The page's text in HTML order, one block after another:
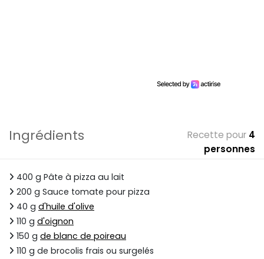
Ingrédients Recette pour 4
personnes
400 g Pâte à pizza au lait
200 g Sauce tomate pour pizza
40 g d'huile d'olive
110 g d'oignon
150 g de blanc de poireau
110 g de brocolis frais ou surgelés